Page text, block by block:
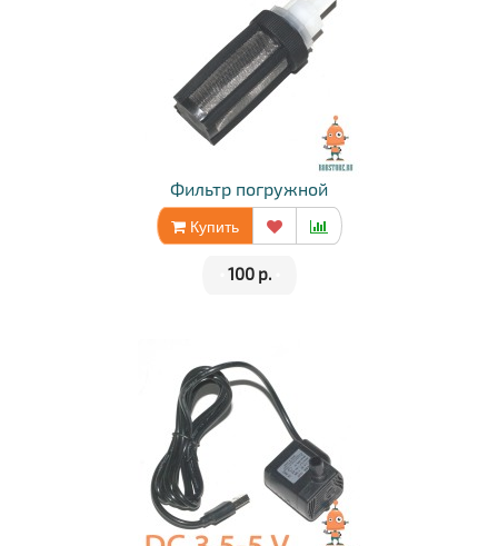
Фильтр погружной
Купить
100 р.